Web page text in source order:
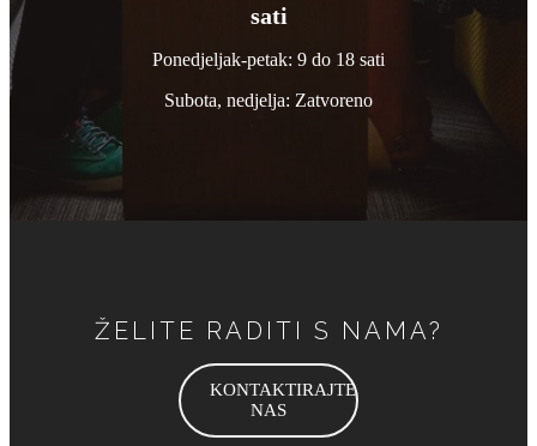
sati
Ponedjeljak-petak: 9 do 18 sati
Subota, nedjelja: Zatvoreno
ŽELITE RADITI S NAMA?
KONTAKTIRAJTE
NAS